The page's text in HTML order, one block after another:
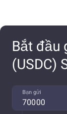
Bắt đầu
(USDC)
Bạn gửi